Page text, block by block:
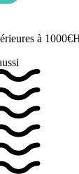
à